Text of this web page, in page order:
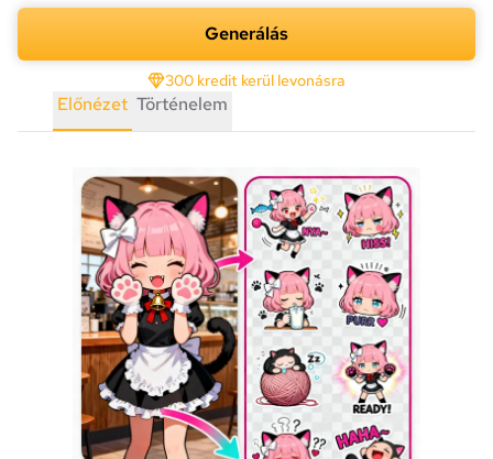
Generálás
300 kredit kerül levonásra
Előnézet Történelem